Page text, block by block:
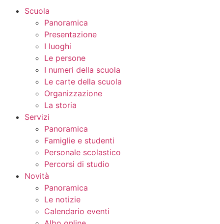
Scuola
Panoramica
Presentazione
I luoghi
Le persone
I numeri della scuola
Le carte della scuola
Organizzazione
La storia
Servizi
Panoramica
Famiglie e studenti
Personale scolastico
Percorsi di studio
Novità
Panoramica
Le notizie
Calendario eventi